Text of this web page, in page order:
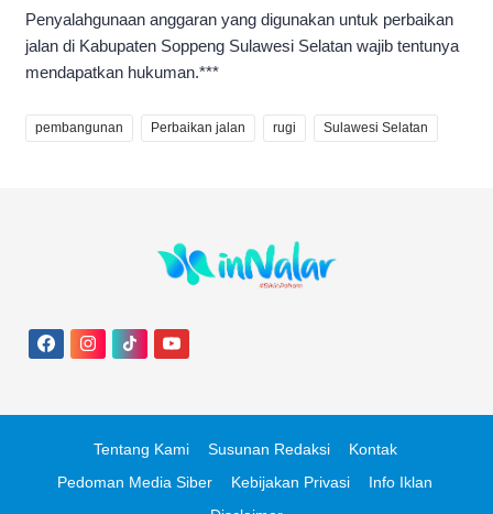
Penyalahgunaan anggaran yang digunakan untuk perbaikan
jalan di Kabupaten Soppeng Sulawesi Selatan wajib tentunya
mendapatkan hukuman.***
pembangunan Perbaikan jalan rugi Sulawesi Selatan
Tentang Kami Susunan Redaksi
Kontak
Pedoman Media Siber
Kebijakan Privasi
Info Iklan